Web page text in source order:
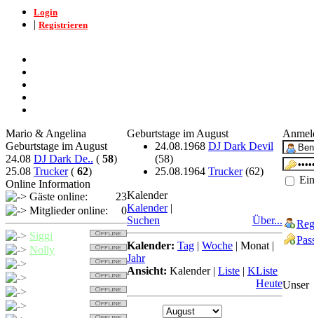
Login
| Registrieren
Mario & Angelina
Geburtstage im August
24.08 DJ Dark De.. ( 58)
25.08 Trucker( 62)
Online Information
Gäste online:
23
Mitglieder online:
0
Siggi
Nolly
Geburtstage im August
24.08.1968 DJ Dark Devil
(58)
25.08.1964 Trucker(62)
Kalender
Kalender |
Suchen
Über...
Kalender: Tag | Woche | Monat |
Jahr
Ansicht: Kalender| Liste | KListe
HeuteUnser